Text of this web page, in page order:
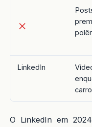
LinkedIn
O LinkedIn em